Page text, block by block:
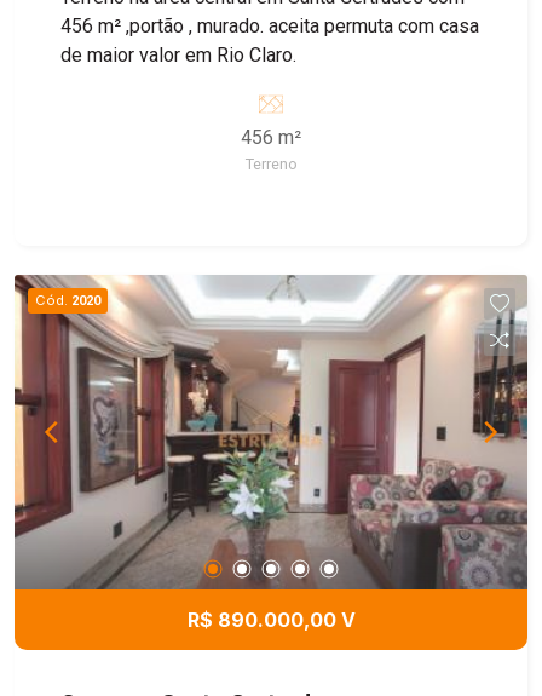
456 m² ,portão , murado. aceita permuta com casa
de maior valor em Rio Claro.
456 m²
Terreno
Cód. 2020
R$ 890.000,00 V